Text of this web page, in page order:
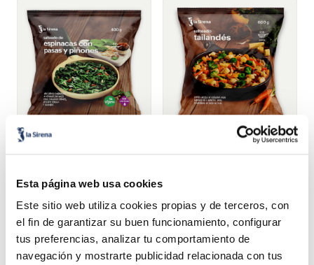
Esta página web usa cookies
Este sitio web utiliza cookies propias y de terceros, con
el fin de garantizar su buen funcionamiento, configurar
tus preferencias, analizar tu comportamiento de
navegación y mostrarte publicidad relacionada con tus
Salteado de espinacas
con pasas y piñones
Vegano
2,99 € Bolsa 400g
Añadir
Salteado tailandés
3,99 € Bolsa 600g
Añadir